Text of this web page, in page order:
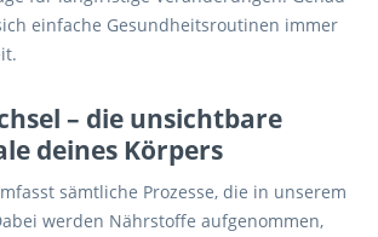
einfache Gesundheitsroutinen immer
– die unsichtbare
deines Körpers
sämtliche Prozesse, die in unserem
werden Nährstoffe aufgenommen,